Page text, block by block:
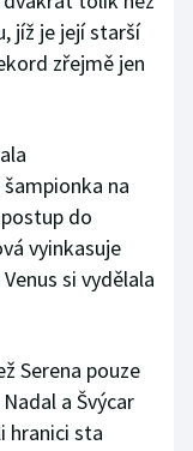
jíž je její starší
zřejmě jen
na
do
vyinkasuje
si vydělala
Serena pouze
a Švýcar
hranici sta